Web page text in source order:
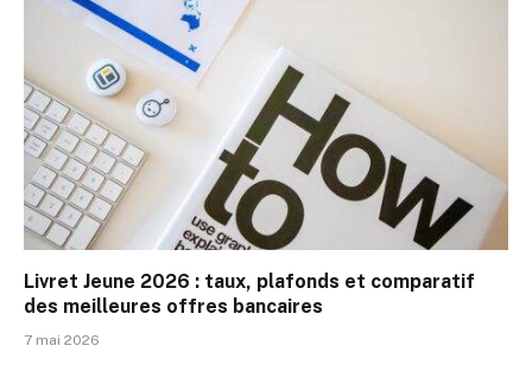
Livret Jeune 2026 : taux, plafonds et comparatif
des meilleures offres bancaires
7 mai 2026